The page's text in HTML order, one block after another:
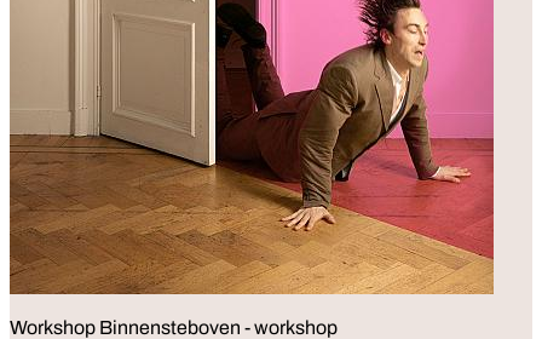
Workshop Binnensteboven - workshop